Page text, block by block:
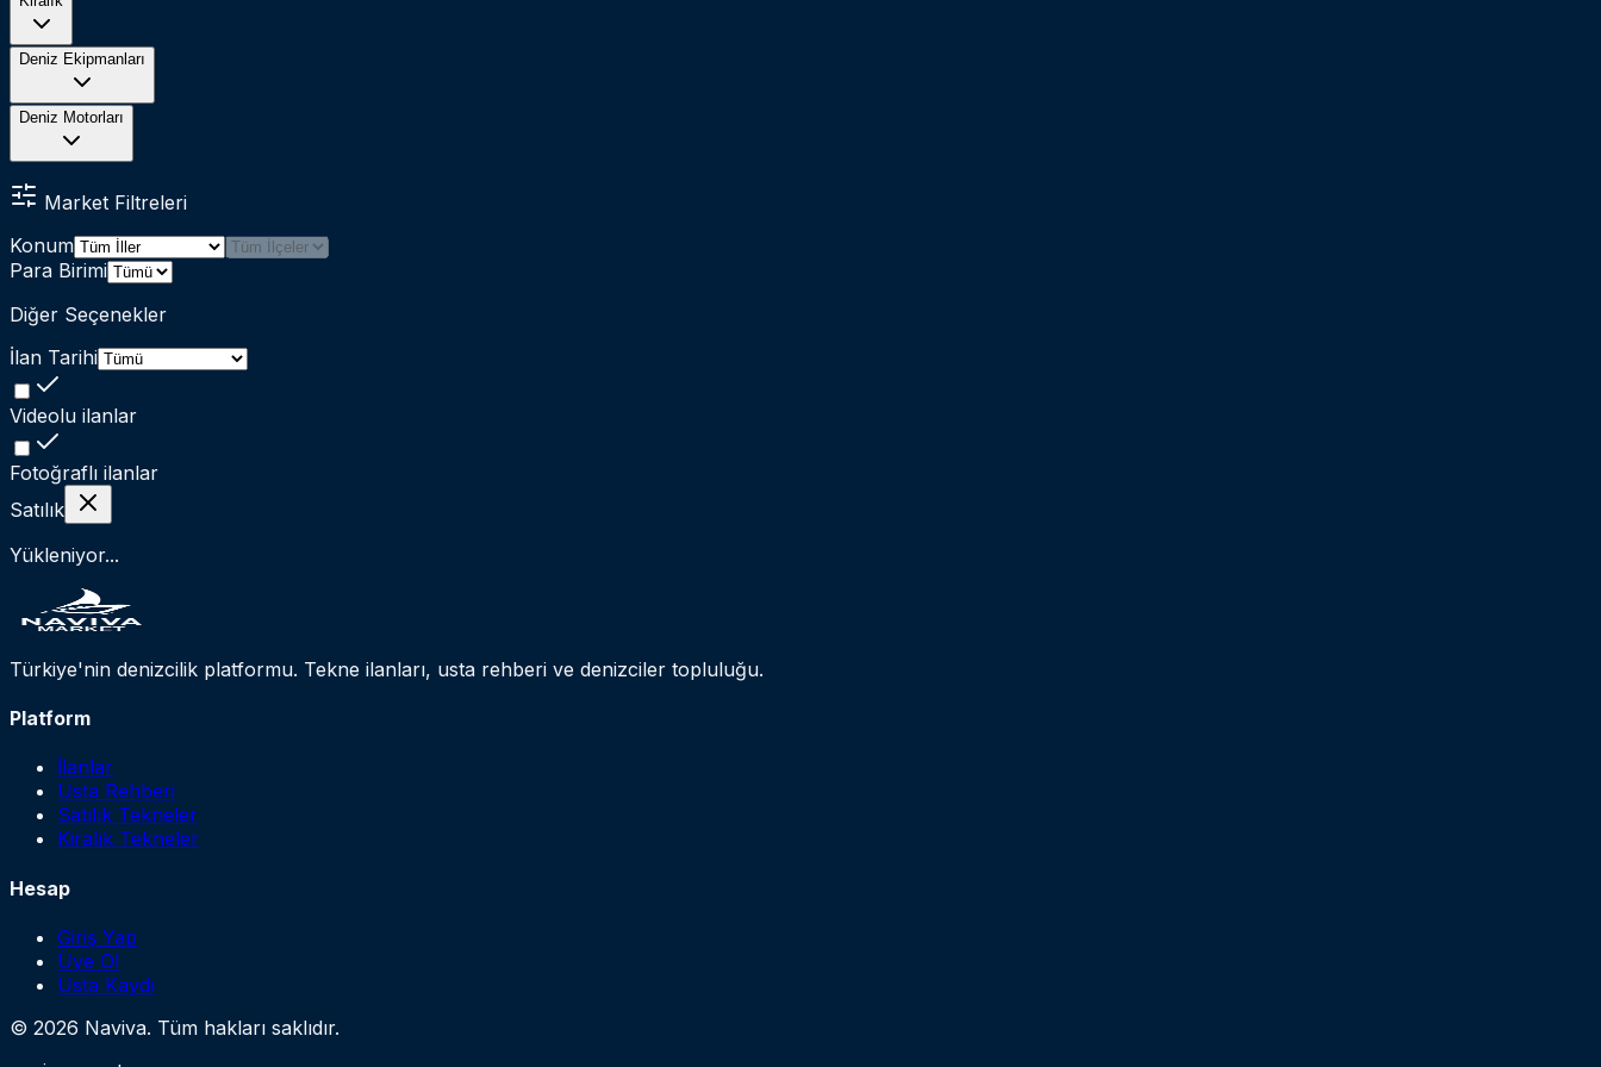
Deniz Ekipmanları
Deniz Motorları
Market Filtreleri
Konum
Para Birimi
Diğer Seçenekler
İlan Tarihi
Videolu ilanlar
Fotoğraflı ilanlar
Satılık
Yükleniyor...
Türkiye'nin denizcilik platformu. Tekne ilanları, usta rehberi ve denizciler topluluğu.
Platform
İlanlar
Usta Rehberi
Satılık Tekneler
Kiralık Tekneler
Hesap
Giriş Yap
Üye Ol
Usta Kaydı
© 2026 Naviva. Tüm hakları saklıdır.